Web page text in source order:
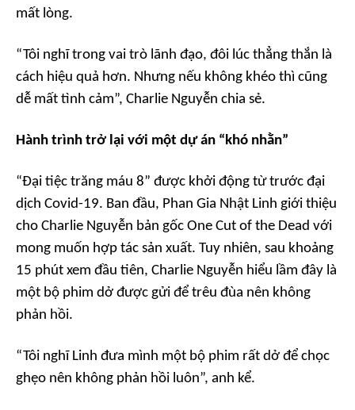
mất lòng.
“Tôi nghĩ trong vai trò lãnh đạo, đôi lúc thẳng thắn là
cách hiệu quả hơn. Nhưng nếu không khéo thì cũng
dễ mất tình cảm”, Charlie Nguyễn chia sẻ.
Hành trình trở lại với một dự án “khó nhằn”
“Đại tiệc trăng máu 8” được khởi động từ trước đại
dịch Covid-19. Ban đầu, Phan Gia Nhật Linh giới thiệu
cho Charlie Nguyễn bản gốc One Cut of the Dead với
mong muốn hợp tác sản xuất. Tuy nhiên, sau khoảng
15 phút xem đầu tiên, Charlie Nguyễn hiểu lầm đây là
một bộ phim dở được gửi để trêu đùa nên không
phản hồi.
“Tôi nghĩ Linh đưa mình một bộ phim rất dở để chọc
ghẹo nên không phản hồi luôn”, anh kể.